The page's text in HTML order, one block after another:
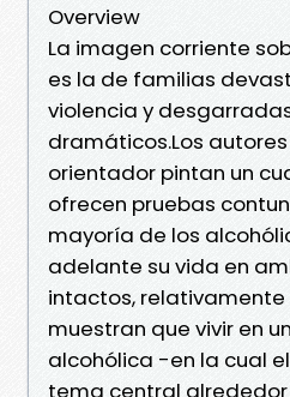
Overview
La imagen corriente
es la de familias
violencia y
dramáticos.Los
orientador pintan un
ofrecen pruebas
mayoría de los
adelante su vida en
intactos, relativamente
muestran que vivir en
alcohólica -en la cual
tema central alrededor